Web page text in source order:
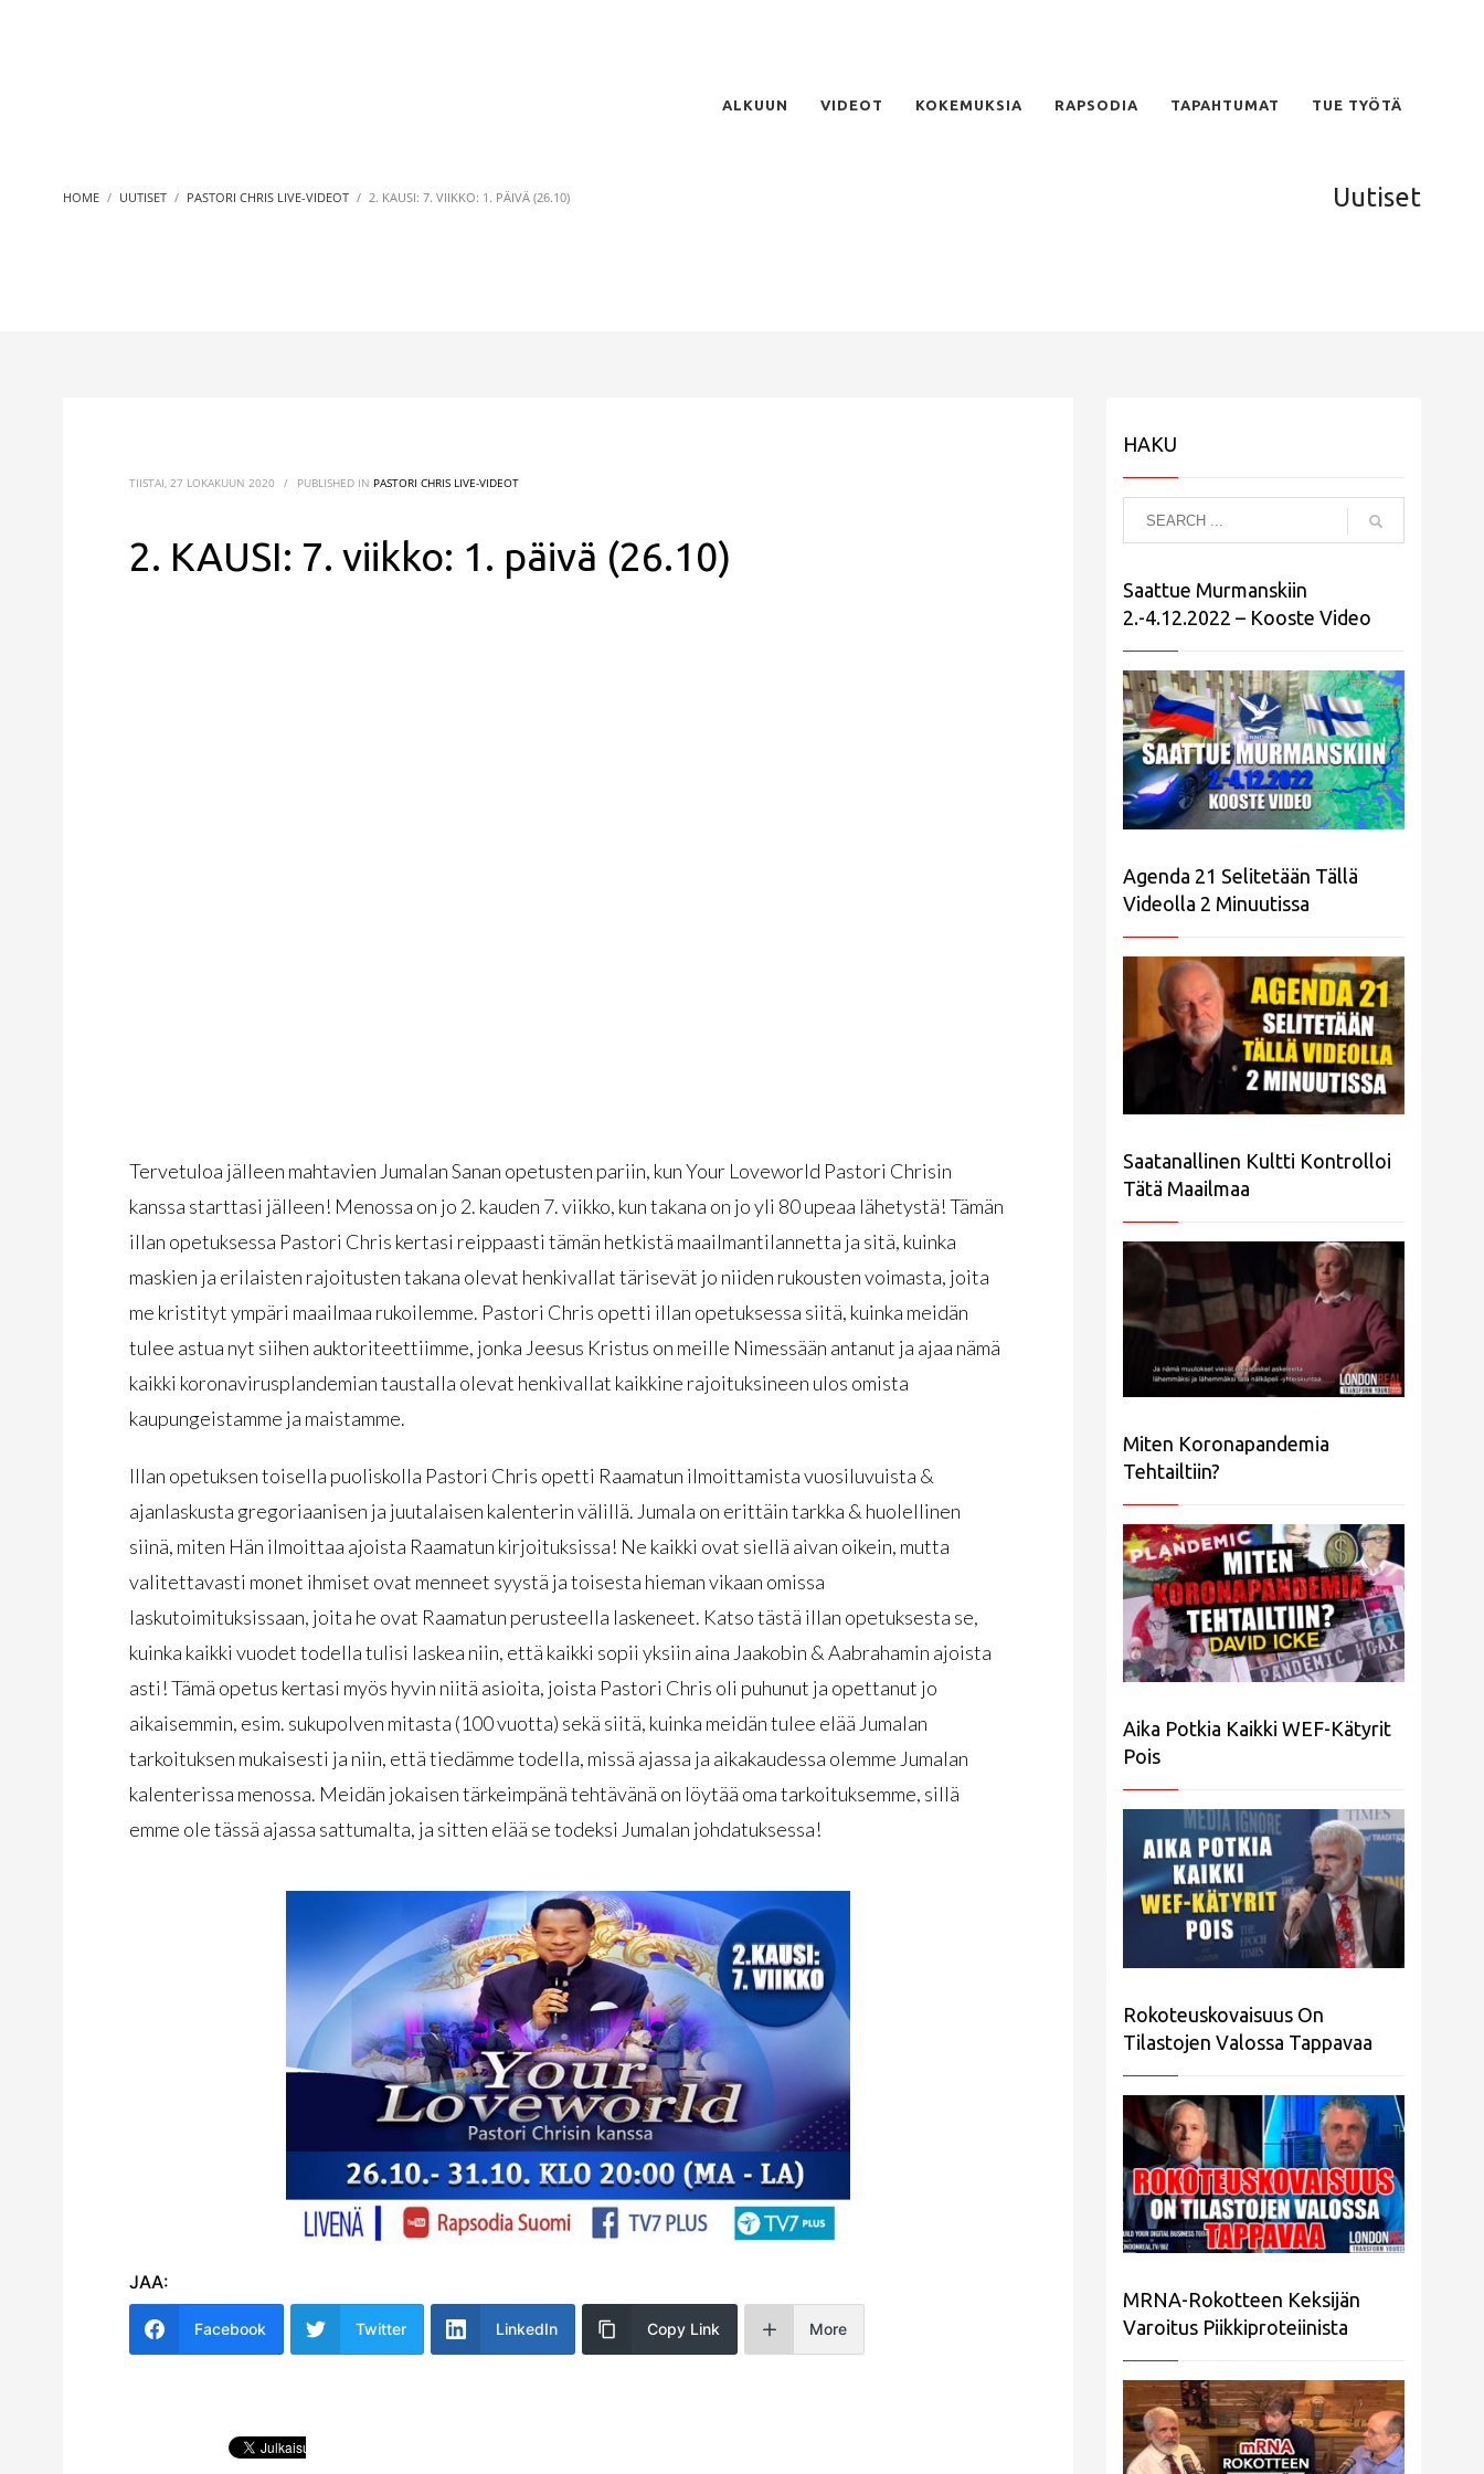
ALKUUN VIDEOT KOKEMUKSIA RAPSODIA TAPAHTUMAT TUE TYÖTÄ
HOME UUTISET PASTORI CHRIS LIVE-VIDEOT 2. KAUSI: 7. VIIKKO: 1. PÄIVÄ (26.10) Uutiset
TIISTAI, 27 LOKAKUUN 2020 / PUBLISHED IN PASTORI CHRIS LIVE-VIDEOT
2. KAUSI: 7. viikko: 1. päivä (26.10)
Tervetuloa jälleen mahtavien Jumalan Sanan opetusten pariin, kun Your Loveworld Pastori Chrisin
kanssa starttasi jälleen! Menossa on jo 2. kauden 7. viikko, kun takana on jo yli 80 upeaa lähetystä! Tämän
illan opetuksessa Pastori Chris kertasi reippaasti tämän hetkistä maailmantilannetta ja sitä, kuinka
maskien ja erilaisten rajoitusten takana olevat henkivallat tärisevät jo niiden rukousten voimasta, joita
me kristityt ympäri maailmaa rukoilemme. Pastori Chris opetti illan opetuksessa siitä, kuinka meidän
tulee astua nyt siihen auktoriteettiimme, jonka Jeesus Kristus on meille Nimessään antanut ja ajaa nämä
kaikki koronavirusplandemian taustalla olevat henkivallat kaikkine rajoituksineen ulos omista
kaupungeistamme ja maistamme.
Illan opetuksen toisella puoliskolla Pastori Chris opetti Raamatun ilmoittamista vuosiluvuista &
ajanlaskusta gregoriaanisen ja juutalaisen kalenterin välillä. Jumala on erittäin tarkka & huolellinen
siinä, miten Hän ilmoittaa ajoista Raamatun kirjoituksissa! Ne kaikki ovat siellä aivan oikein, mutta
valitettavasti monet ihmiset ovat menneet syystä ja toisesta hieman vikaan omissa
laskutoimituksissaan, joita he ovat Raamatun perusteella laskeneet. Katso tästä illan opetuksesta se,
kuinka kaikki vuodet todella tulisi laskea niin, että kaikki sopii yksiin aina Jaakobin & Aabrahamin ajoista
asti! Tämä opetus kertasi myös hyvin niitä asioita, joista Pastori Chris oli puhunut ja opettanut jo
aikaisemmin, esim. sukupolven mitasta (100 vuotta) sekä siitä, kuinka meidän tulee elää Jumalan
tarkoituksen mukaisesti ja niin, että tiedämme todella, missä ajassa ja aikakaudessa olemme Jumalan
kalenterissa menossa. Meidän jokaisen tärkeimpänä tehtävänä on löytää oma tarkoituksemme, sillä
emme ole tässä ajassa sattumalta, ja sitten elää se todeksi Jumalan johdatuksessa!
JAA:
Facebook Twitter LinkedIn Copy Link More
HAKU
Saattue Murmanskiin
2.-4.12.2022 – Kooste Video
Agenda 21 Selitetään Tällä
Videolla 2 Minuutissa
Saatanallinen Kultti Kontrolloi
Tätä Maailmaa
Miten Koronapandemia
Tehtailtiin?
Aika Potkia Kaikki WEF-Kätyrit
Pois
Rokoteuskovaisuus On
Tilastojen Valossa Tappavaa
MRNA-Rokotteen Keksijän
Varoitus Piikkiproteiinista